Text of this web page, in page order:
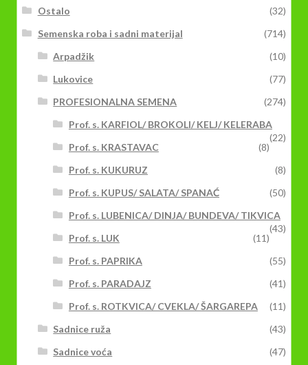
Ostalo
(32)
Semenska roba i sadni materijal
(714)
Arpadžik
(10)
Lukovice
(77)
PROFESIONALNA SEMENA
(274)
Prof. s. KARFIOL/ BROKOLI/ KELJ/ KELERABA
(22)
Prof. s. KRASTAVAC
(8)
Prof. s. KUKURUZ
(8)
Prof. s. KUPUS/ SALATA/ SPANAĆ
(50)
Prof. s. LUBENICA/ DINJA/ BUNDEVA/ TIKVICA
(43)
Prof. s. LUK
(11)
Prof. s. PAPRIKA
(55)
Prof. s. PARADAJZ
(41)
Prof. s. ROTKVICA/ CVEKLA/ ŠARGAREPA
(11)
Sadnice ruža
(43)
Sadnice voća
(47)